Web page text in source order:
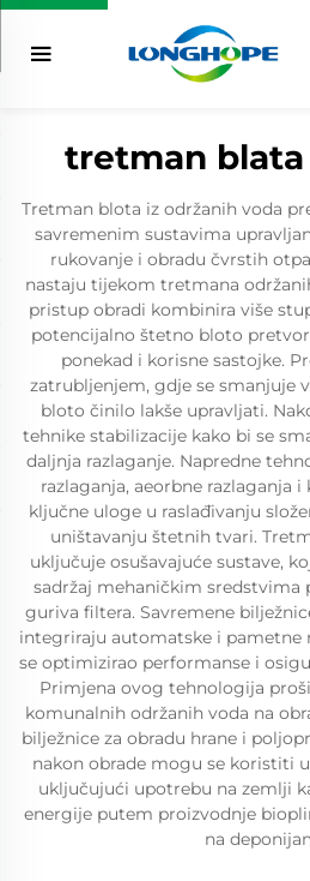
tretman blata
Tretman blota iz održanih voda
savremenim sustavima
rukovanje i obradu čvrstih
nastaju tijekom tretmana
pristup obradi kombinira više
potencijalno štetno bloto
ponekad i korisne sastojke.
zatrubljenjem, gdje se smanjuje
bloto činilo lakše upravljati.
tehnike stabilizacije kako bi se
daljnja razlaganje. Napredne
razlaganja, aeorbne razlaganja
ključne uloge u raslađivanju
uništavanju štetnih tvari.
uključuje osušavajuće sustave,
sadržaj mehaničkim
guriva filtera. Savremene
integriraju automatske i pametne
se optimizirao performanse i
Primjena ovog tehnologija
komunalnih održanih voda na
bilježnice za obradu hrane i
nakon obrade mogu se koristiti
uključujući upotrebu na zemlji
energije putem proizvodnje
na